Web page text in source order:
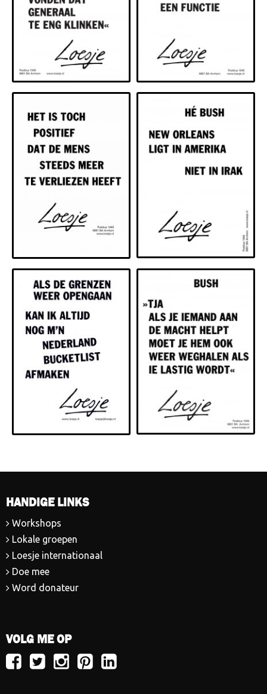
HANDIGE LINKS
Workshops
Lokale groepen
Loesje internationaal
Doe mee
Word donateur
VOLG ME OP
VolgVolgVolgVolgVolg